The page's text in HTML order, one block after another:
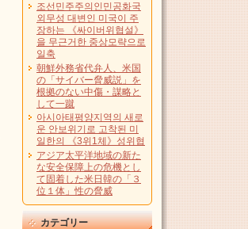
조선민주주의인민공화국
외무성 대변인 미국이 주
장하는 《싸이버위협설》
을 무근거한 중상모략으로
일축
朝鮮外務省代弁人、米国
の「サイバー脅威説」を
根拠のない中傷・謀略と
して一蹴
아시아태평양지역의 새로
운 안보위기로 고착된 미
일한의 《3위1체》성위협
アジア太平洋地域の新た
な安全保障上の危機とし
て固着した米日韓の「３
位１体」性の脅威
カテゴリー